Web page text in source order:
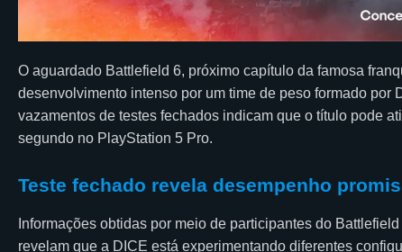
O aguardado Battlefield 6, próximo capítulo da famosa
desenvolvimento intenso por um time de peso formado
vazamentos de testes fechados indicam que o título pode
segundo no PlayStation 5 Pro.
Teste fechado revela desempenho
Informações obtidas por meio de participantes do
revelam que a DICE está experimentando diferentes